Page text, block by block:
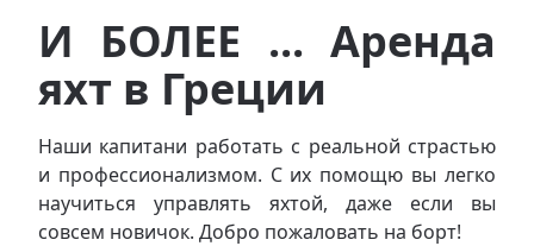
И БОЛЕЕ ... Аренда
яхт в Греции
Наши капитани работать с реальной страстью
и профессионализмом. С их помощю вы легко
научиться управлять яхтой, даже если вы
совсем новичок. Добро пожаловать на борт!